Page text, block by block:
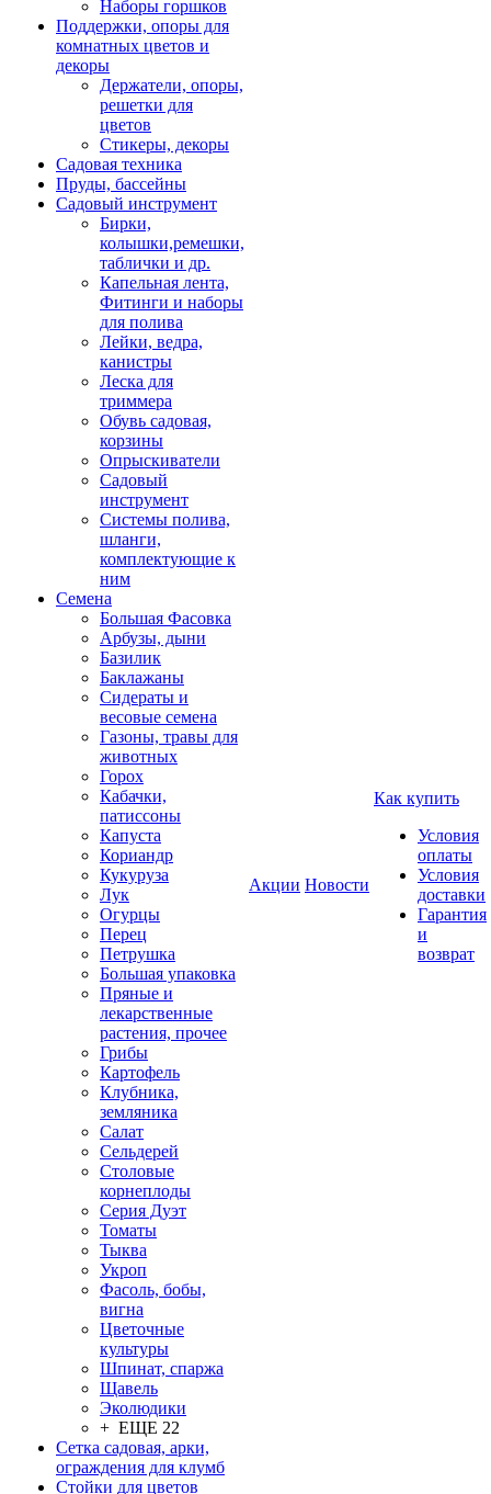
Наборы горшков
Поддержки, опоры для
комнатных цветов и
декоры
Держатели, опоры,
решетки для
цветов
Стикеры, декоры
Садовая техника
Пруды, бассейны
Садовый инструмент
Бирки,
колышки,ремешки,
таблички и др.
Капельная лента,
Фитинги и наборы
для полива
Лейки, ведра,
канистры
Леска для
триммера
Обувь садовая,
корзины
Опрыскиватели
Садовый
инструмент
Системы полива,
шланги,
комплектующие к
ним
Семена
Большая Фасовка
Арбузы, дыни
Базилик
Баклажаны
Сидераты и
весовые семена
Газоны, травы для
животных
Горох
Кабачки,
патиссоны
Капуста
Кориандр
Кукуруза
Лук
Огурцы
Перец
Петрушка
Большая упаковка
Пряные и
лекарственные
растения, прочее
Грибы
Картофель
Клубника,
земляника
Салат
Сельдерей
Столовые
корнеплоды
Серия Дуэт
Томаты
Тыква
Укроп
Фасоль, бобы,
вигна
Цветочные
культуры
Шпинат, спаржа
Щавель
Эколюдики
+ ЕЩЕ 22
Сетка садовая, арки,
ограждения для клумб
Стойки для цветов
Акции Новости
Как купить
Условия
оплаты
Условия
доставки
Гарантия
и
возврат